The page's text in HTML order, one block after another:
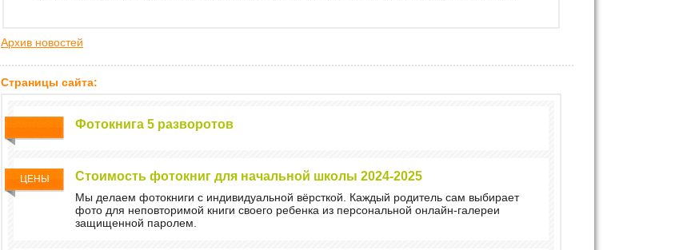
Архив новостей
Страницы сайта:
Фотокнига 5 разворотов
Стоимость фотокниг для начальной школы 2024-2025
Мы делаем фотокниги с индивидуальной вёрсткой. Каждый родитель сам выбирает
фото для неповторимой книги своего ребенка из персональной онлайн-галереи
защищенной паролем.
ЦЕНЫ